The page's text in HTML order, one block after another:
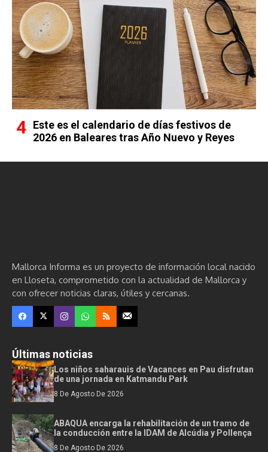
Este es el calendario de días festivos de
2026 en Baleares tras Año Nuevo y Reyes
Mallorca Informa es un proyecto de información local nacido
en Lloseta, comprometido con la actualidad de Mallorca y
con ofrecer noticias claras, útiles y cercanas.
Últimas noticias
Los niños saharauis de Vacances en Pau disfrutan
de una jornada en Katmandu Park
8 De Agosto De 2026
ABAQUA encarga la rehabilitación de un tramo de
la conducción entre la IDAM de Alcúdia y Pollença
8 De Agosto De 2026